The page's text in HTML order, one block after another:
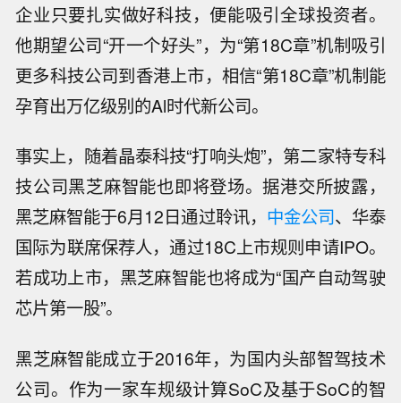
企业只要扎实做好科技，便能吸引全球投资者。
他期望公司“开一个好头”，为“第18C章”机制吸引
更多科技公司到香港上市，相信“第18C章”机制能
孕育出万亿级别的Al时代新公司。
事实上，随着晶泰科技“打响头炮”，第二家特专科
技公司黑芝麻智能也即将登场。据港交所披露，
黑芝麻智能于6月12日通过聆讯， 中金公司、华泰
国际为联席保荐人，通过18C上市规则申请IPO。
若成功上市，黑芝麻智能也将成为“国产自动驾驶
芯片第一股”。
黑芝麻智能成立于2016年，为国内头部智驾技术
公司。作为一家车规级计算SoC及基于SoC的智